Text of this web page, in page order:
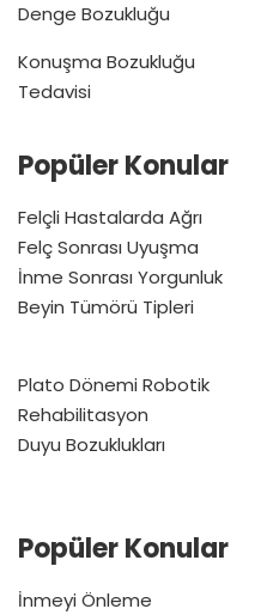
Denge Bozukluğu
Konuşma Bozukluğu
Tedavisi
Popüler Konular
Felçli Hastalarda Ağrı
Felç Sonrası Uyuşma
İnme Sonrası Yorgunluk
Beyin Tümörü Tipleri
Plato Dönemi Robotik
Rehabilitasyon
Duyu Bozuklukları
Popüler Konular
İnmeyi Önleme